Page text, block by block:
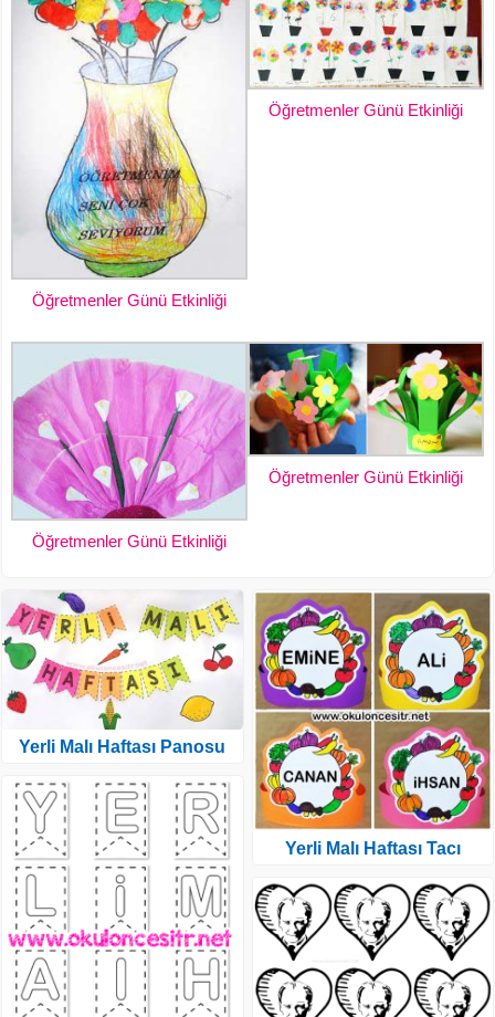
Öğretmenler Günü Etkinliği
Öğretmenler Günü Etkinliği
Öğretmenler Günü Etkinliği
Öğretmenler Günü Etkinliği
Yerli Malı Haftası Panosu
Yerli Malı Haftası Tacı